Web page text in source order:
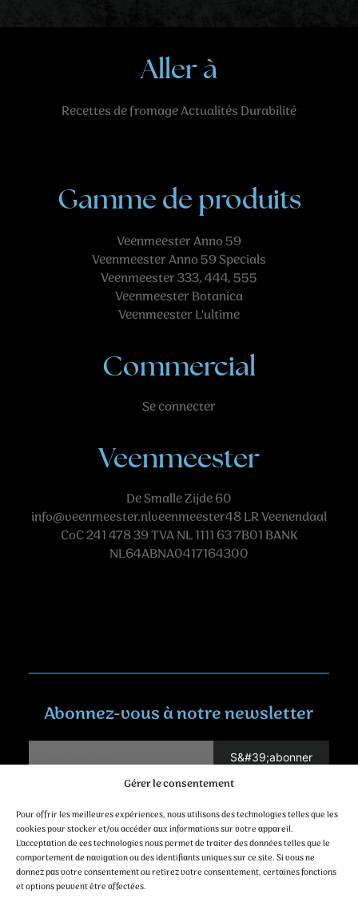
Gérer le consentement
Pour offrir les meilleures expériences, nous utilisons des technologies telles que les
cookies pour stocker et/ou accéder aux informations sur votre appareil.
L'acceptation de ces technologies nous permet de traiter des données telles que le
comportement de navigation ou des identifiants uniques sur ce site. Si vous ne
donnez pas votre consentement ou retirez votre consentement, certaines fonctions
et options peuvent être affectées.
Aller à
Recettesde fromageActualités Durabilité
Gamme de produits
Veenmeester Anno 59
Veenmeester Anno 59 Specials
Veenmeester 333, 444, 555
Veenmeester Botanica
Veenmeester L'ultime
Commercial
Se connecter
Veenmeester
De Smalle Zijde 60
info@veenmeester.nlveenmeester48LR Veenendaal
CoC 241 478 39 TVA NL 1111 63 7B01 BANK
NL64ABNA0417164300
Abonnez-vous à notre newsletter
Contact